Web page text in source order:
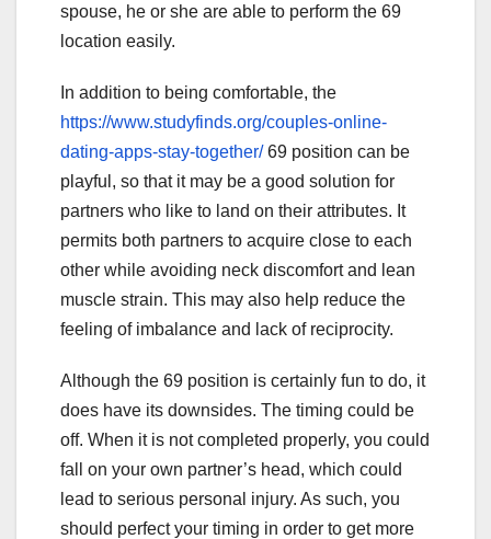
spouse, he or she are able to perform the 69
location easily.
In addition to being comfortable, the
https://www.studyfinds.org/couples-online-
dating-apps-stay-together/69 position can be
playful, so that it may be a good solution for
partners who like to land on their attributes. It
permits both partners to acquire close to each
other while avoiding neck discomfort and lean
muscle strain. This may also help reduce the
feeling of imbalance and lack of reciprocity.
Although the 69 position is certainly fun to do, it
does have its downsides. The timing could be
off. When it is not completed properly, you could
fall on your own partner’s head, which could
lead to serious personal injury. As such, you
should perfect your timing in order to get more